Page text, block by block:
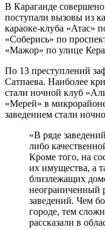
В Караганде
поступали вызовы из
караоке-клуба «Атас»
«Соберись» по
«Мажор» по улице
По 13 преступлений
Сатпаева. Наиболее
стали ночной клуб
«Мерей» в
заведением стали
«В ряде
либо
Кроме того, на
их имущества, а
близлежащих
неограниченный
заведений. Чем
городе, тем
рассказали в